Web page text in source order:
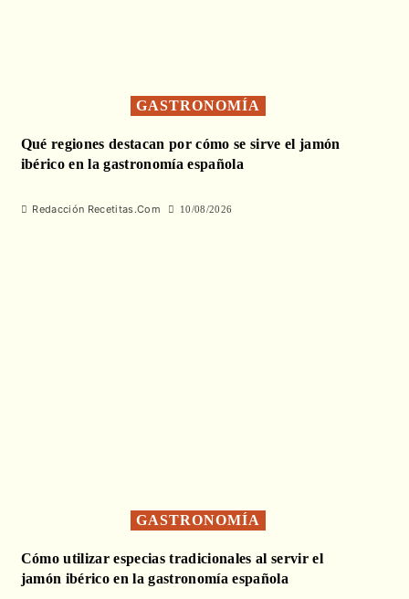
GASTRONOMÍA
Qué regiones destacan por cómo se sirve el jamón
ibérico en la gastronomía española
Redacción Recetitas.Com 10/08/2026
GASTRONOMÍA
Cómo utilizar especias tradicionales al servir el
jamón ibérico en la gastronomía española